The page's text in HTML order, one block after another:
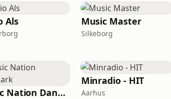
Als Music Master
Silkeborg
Music Nation Danmark
Minradio - HIT
Aarhus